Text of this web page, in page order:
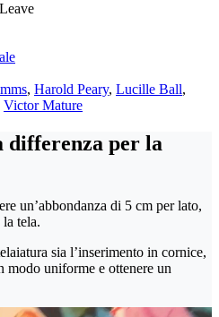
, Harold Peary, Lucille Ball,
Victor Mature
differenza per la
un’abbondanza di 5 cm per lato,
tela.
sia l’inserimento in cornice,
modo uniforme e ottenere un